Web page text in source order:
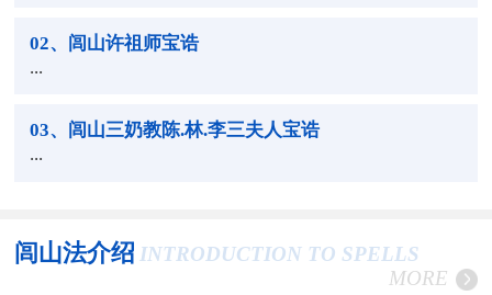
02、闾山许祖师宝诰
...
03、闾山三奶教陈.林.李三夫人宝诰
...
闾山法介绍 INTRODUCTION TO SPELLS
MORE